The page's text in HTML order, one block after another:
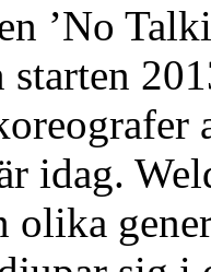
’No
starten
idag.